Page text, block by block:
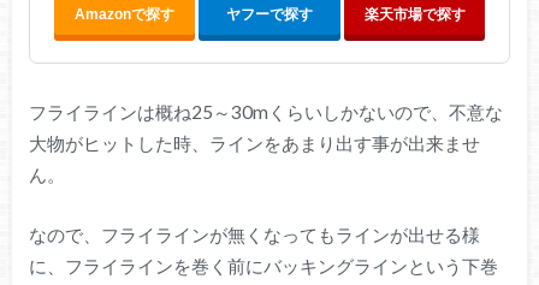
Amazonで探す ヤフーで探す 楽天市場で探す
フライラインは概ね25～30mくらいしかないので、不意な
大物がヒットした時、ラインをあまり出す事が出来ませ
ん。
なので、フライラインが無くなってもラインが出せる様
に、フライラインを巻く前にバッキングラインという下巻